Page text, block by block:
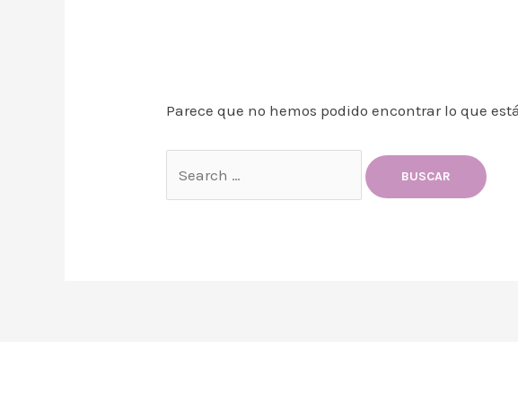
Parece que no hemos podido encontrar lo que